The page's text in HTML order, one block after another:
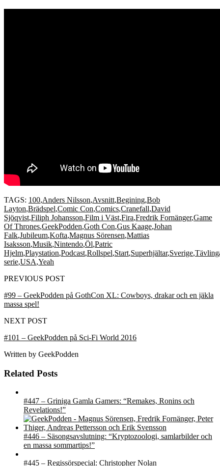
TAGS: 100,Anders Nilsson,Avsnitt,Begining,Bob
Layton,Brädspel,Comic Con,Comics,Cranefall,David
Sjöqvist,Filiph Johansson,Film i Väst,Fira,Fredrik Fornänger,Game
Of Thrones,GeekPodden,Goth Con,Gus Kaage,Johan
Falk,Jubileum,Kofta,Magnus Sörensen,Mattias
Isaksson,Musik,Nintendo,Öl,Patric
Hjelm,Playstation,Podcast,Rollspel,Start,Superhjältar,Sverige,
serie,USA,Yeah
PREVIOUS POST
#99 – GeekPodden på GothCon XL: Cowboys, drakar och en jäkla
massa spel!
NEXT POST
#101 – GeekPodden på Sci-Fi World 2016
Written by GeekPodden
Related Posts
#447 – Griniga Gamla Gamers: “Remakes, Ronins och
Revelations!”
#446 – Säsongsavslutning: “Kryptozoologi, samlarbilder och
en massa sommartips!”
#445 – Regissörspecial: Christopher Nolan